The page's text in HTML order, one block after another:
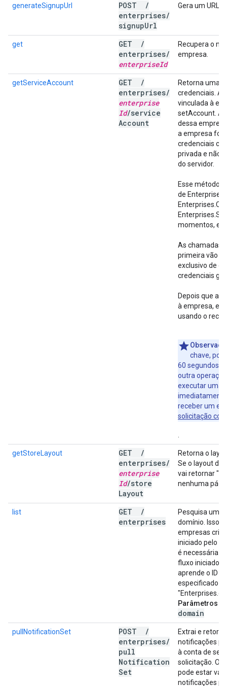
generateSignupUrl POST
/
enterprises/
signupUrl
Gera um URL
get GET
/
enterprises/
enterpriseId
Recupera o
empresa.
getServiceAccount GET
/
enterprises/
enterprise
Id/service
Account
Retorna uma
credenciais. A
vinculada à
setAccount. A
dessa
a empresa for
credenciais
privada e não
do servidor.
Esse método
de
momentos,
As chamadas
primeira vão
exclusivo de
credenciais
Depois que a
à empresa,
usando o
chave,
60 segundos
outra
executar uma
receber um
solicitação
getStoreLayout GET
/
enterprises/
enterprise
Id/store
Layout
Retorna o
Se o layout da
vai retornar
nenhuma
list GET
/
enterprises
Pesquisa uma
domínio. Isso
empresas
iniciado pelo
é necessária
fluxo iniciado
aprende o ID
especificado
Parâmetros
domain
pullNotificationSet POST
/
enterprises/
pull
Notification
Set
Extrai e
notificações
à conta de
solicitação. O
pode estar
notificações